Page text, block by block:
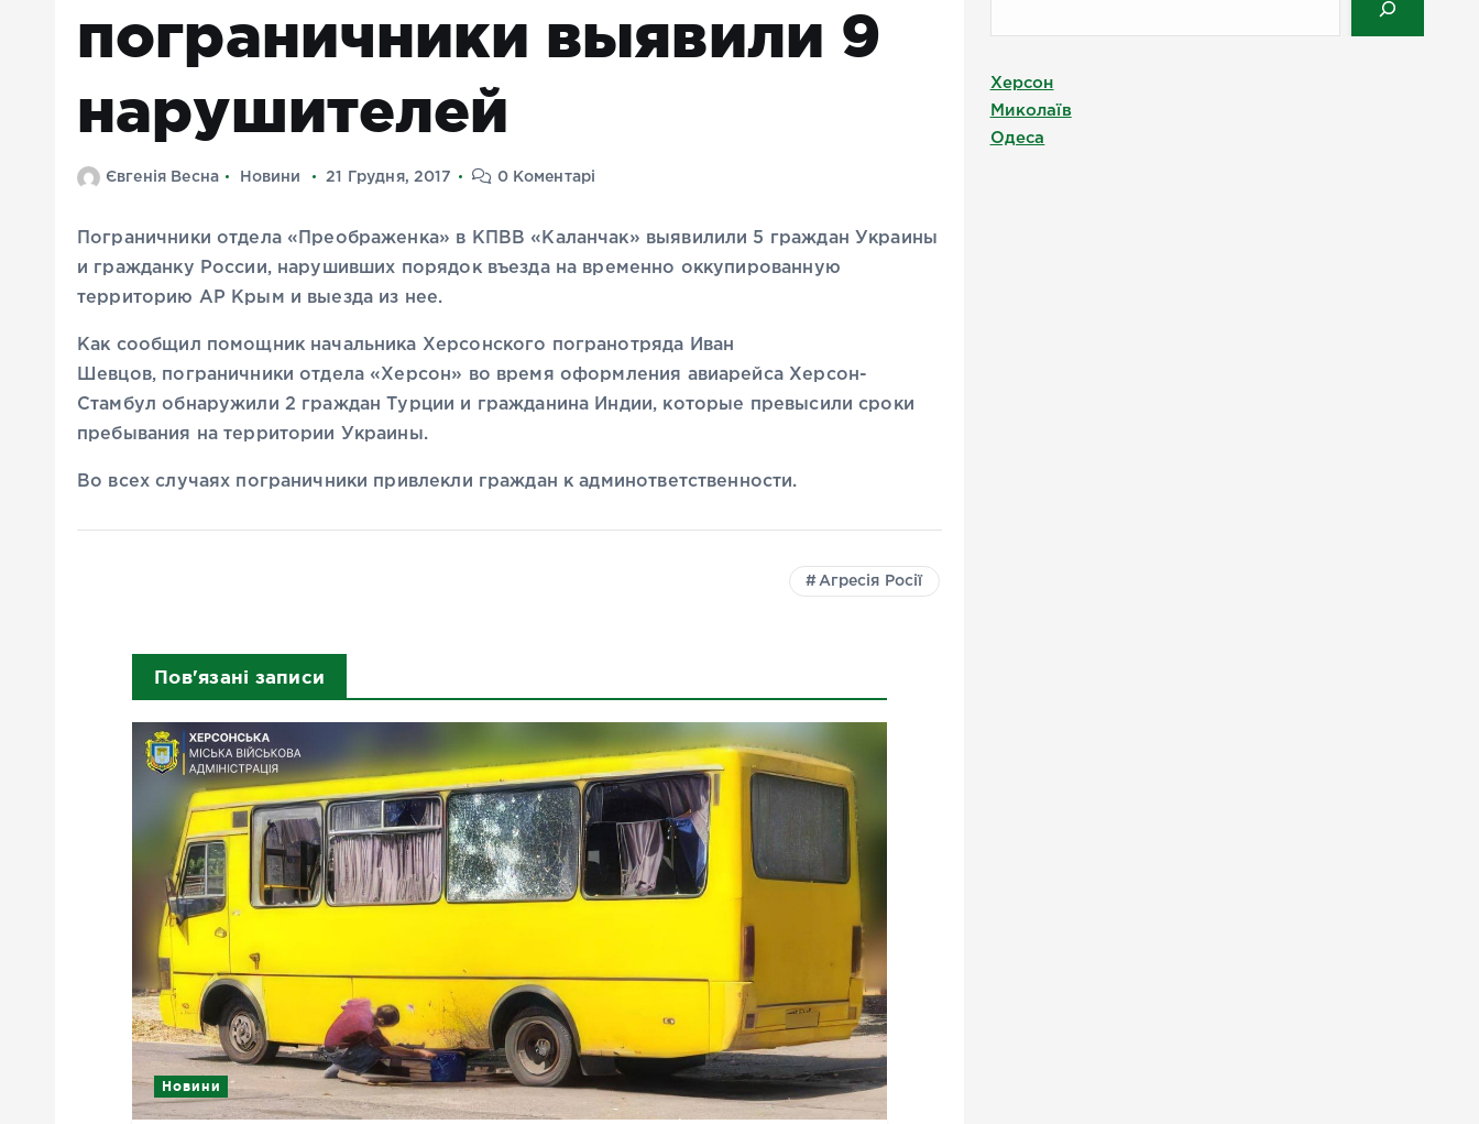
пограничники выявили 9
нарушителей
Євгенія Весна Новини 21 Грудня, 2017 0 Коментарі
Пограничники отдела «Преображенка» в КПВВ «Каланчак» выявилили 5 граждан Украины
и гражданку России, нарушивших порядок въезда на временно оккупированную
территорию АР Крым и выезда из нее.
Как сообщил помощник начальника Херсонского погранотряда Иван
Шевцов, пограничники отдела «Херсон» во время оформления авиарейса Херсон-
Стамбул обнаружили 2 граждан Турции и гражданина Индии, которые превысили сроки
пребывания на территории Украины.
Во всех случаях пограничники привлекли граждан к админответственности.
Агресія Росії
Пов'язані записи
Новини
Херсон
Миколаїв
Одеса